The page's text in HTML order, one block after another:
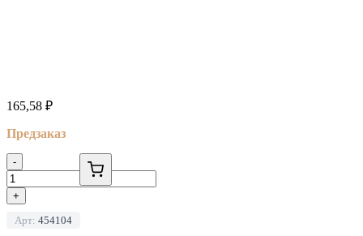
165,58 ₽
Предзаказ
-
+
Арт: 454104